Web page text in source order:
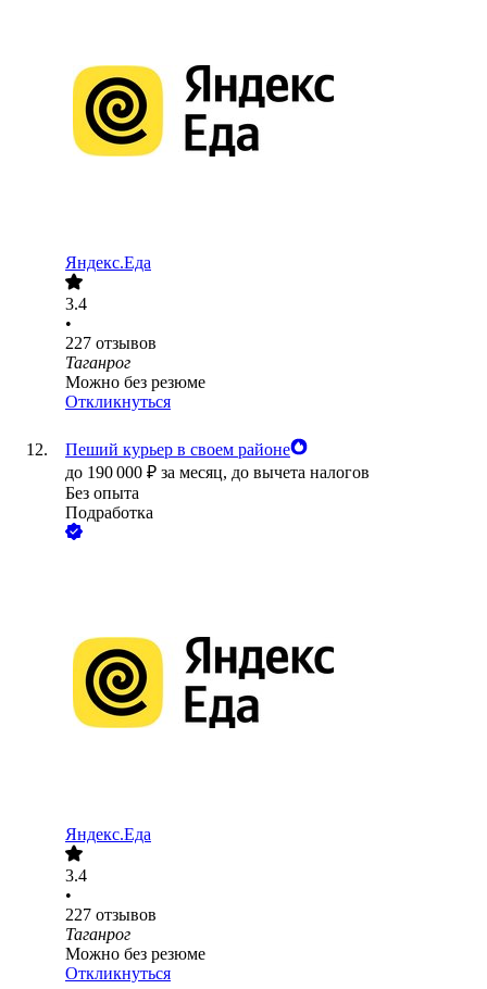
Яндекс.Еда
3.4
•
227 отзывов
Таганрог
Можно без резюме
Откликнуться
Пеший курьер в своем районе
до 190 000 ₽ за месяц, до вычета налогов
Без опыта
Подработка
Яндекс.Еда
3.4
•
227 отзывов
Таганрог
Можно без резюме
Откликнуться